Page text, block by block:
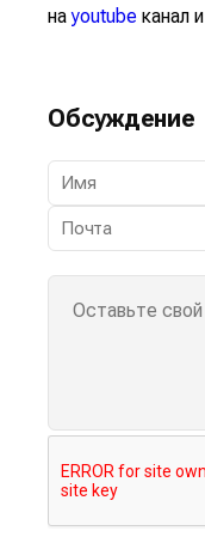
наyoutube канал и
Обсуждение